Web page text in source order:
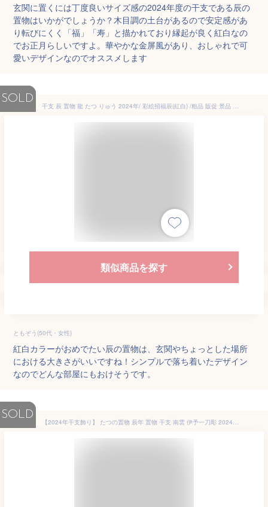
玄関に置くには丁度良いサイズ感の2024年度の干支である辰の
置物はいかがでしょうか？木目調の土台があるので安定感があ
り転びにくく「福」「寿」と描かれており縁起が良く紅白なの
でお正月らしいですよ。華やかな金屏風があり、おしゃれで可
愛いデザインなのでオススメします
SOLD
干支 辰 置物 龍 たつ りゅう 2024年/ 彩絵招福辰(紅白) /粗品 販促 景品 縁起 町内会 敬老会 神社 寺社 年末 年始 家庭用 業務用
類似商品を探す
ともぞう(50代・女性)
紅白カラーがおめでたい辰の置物は、玄関やちょっとした場所
における大きさがいいですね！シンプルで落ち着いたデザイン
なのでどんな部屋にもおけそうです。
SOLD
【2024年干支飾り】 たつの置物 辰年 置物 干支 南雲 伊予一刀彫 2024年干支飾り 辰